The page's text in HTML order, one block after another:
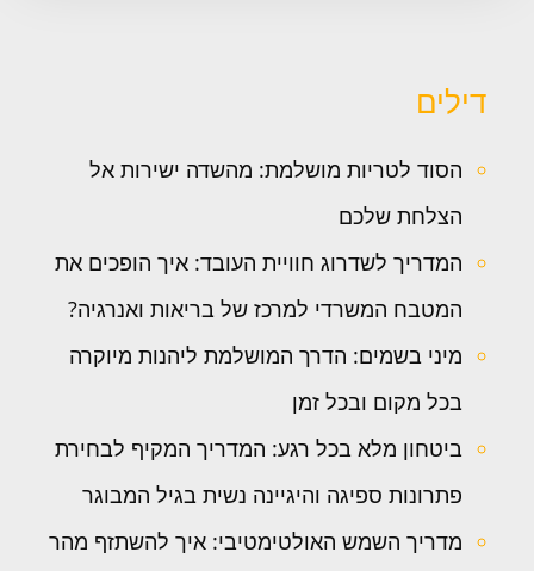
דילים
הסוד לטריות מושלמת: מהשדה ישירות אל
הצלחת שלכם
המדריך לשדרוג חוויית העובד: איך הופכים את
המטבח המשרדי למרכז של בריאות ואנרגיה?
מיני בשמים: הדרך המושלמת ליהנות מיוקרה
בכל מקום ובכל זמן
ביטחון מלא בכל רגע: המדריך המקיף לבחירת
פתרונות ספיגה והיגיינה נשית בגיל המבוגר
מדריך השמש האולטימטיבי: איך להשתזף מהר